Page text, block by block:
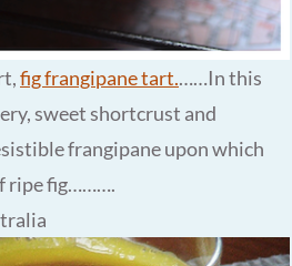
fig frangipane tart.……In this
sweet shortcrust and
frangipane upon which
ripe fig……….